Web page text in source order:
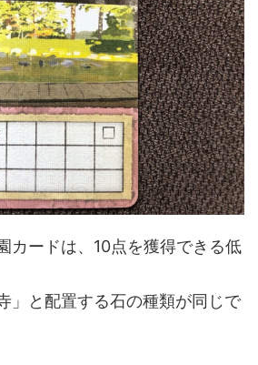
カードは、10点を獲得できる低
」と配置する石の種類が同じで